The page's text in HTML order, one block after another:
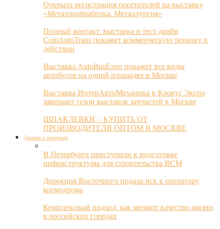
Открыта регистрация посетителей на выставку
«Металлообработка. Металлургия»
Полный контакт: выставка и тест-драйв
ComAutoTrans покажет коммерческую технику в
действии
Выставка AutoBusExpo покажет все виды
автобусов на одной площадке в Москве
Выставка ИнтерАвтоМеханика в Крокус Экспо
завершит сезон выставок запчастей в Москве
ШПАКЛЕВКИ – КУПИТЬ ОТ
ПРОИЗВОДИТЕЛЯ ОПТОМ В МОСКВЕ
Дизайн и интерьер
В Петербурге приступили к подготовке
инфраструктуры для строительства ВСМ
Дирекция Восточного подала иск к оператору
космодрома
Комплексный подход: как меняют качество жизни
в российских городах